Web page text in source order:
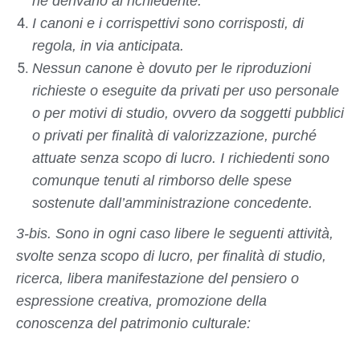
I canoni e i corrispettivi sono corrisposti, di
regola, in via anticipata.
Nessun canone è dovuto per le riproduzioni
richieste o eseguite da privati per uso personale
o per motivi di studio, ovvero da soggetti pubblici
o privati per finalità di valorizzazione, purché
attuate senza scopo di lucro. I richiedenti sono
comunque tenuti al rimborso delle spese
sostenute dall’amministrazione concedente.
3-bis. Sono in ogni caso libere le seguenti attività,
svolte senza scopo di lucro, per finalità di studio,
ricerca, libera manifestazione del pensiero o
espressione creativa, promozione della
conoscenza del patrimonio culturale: